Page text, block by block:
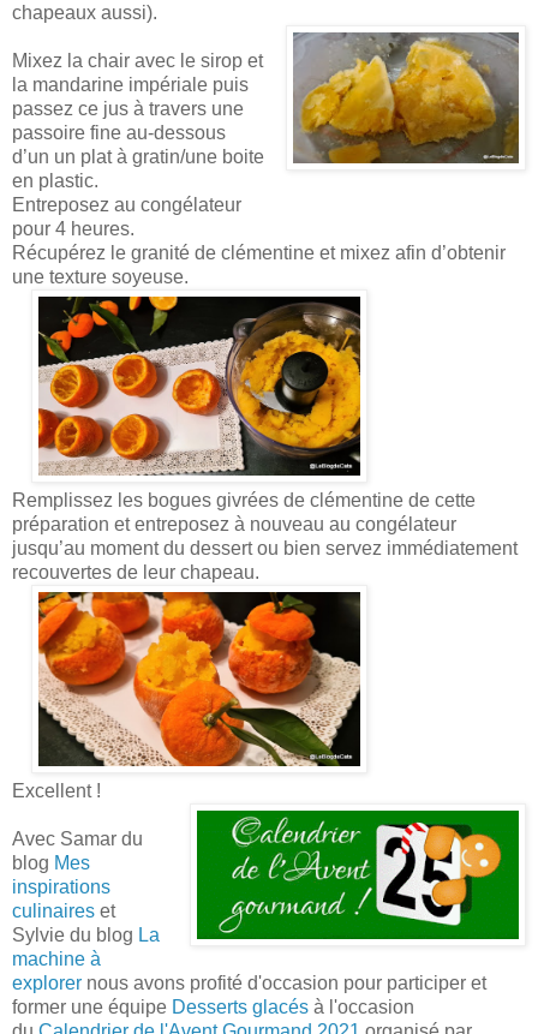
chapeaux aussi).
Mixez la chair avec le sirop et
la mandarine impériale puis
passez ce jus à travers une
passoire fine au-dessous
d’un un plat à gratin/une boite
en plastic.
Entreposez au congélateur
pour 4 heures.
Récupérez le granité de clémentine et mixez afin d’obtenir
une texture soyeuse.
Remplissez les bogues givrées de clémentine de cette
préparation et entreposez à nouveau au congélateur
jusqu’au moment du dessert ou bien servez immédiatement
recouvertes de leur chapeau.
Excellent !
Avec Samar du
blog Mes
inspirations
culinaires et
Sylvie du blog La
machine à
explorer nous avons profité d'occasion pour participer et
former une équipe Desserts glacés à l'occasion